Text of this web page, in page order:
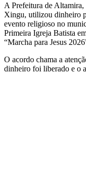
A Prefeitura de
Xingu, utilizou dinheiro
evento religioso no
Primeira Igreja Batista
“Marcha para Jesus
O acordo chama a
dinheiro foi liberado e o